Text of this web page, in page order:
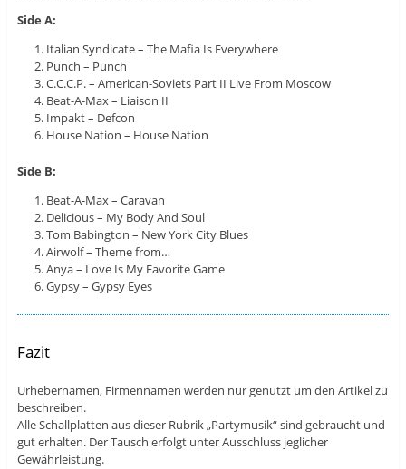
Side A:
Italian Syndicate – The Mafia Is Everywhere
Punch – Punch
C.C.C.P. – American-Soviets Part II Live From Moscow
Beat-A-Max – Liaison II
Impakt – Defcon
House Nation – House Nation
Side B:
Beat-A-Max – Caravan
Delicious – My Body And Soul
Tom Babington – New York City Blues
Airwolf – Theme from…
Anya – Love Is My Favorite Game
Gypsy – Gypsy Eyes
Fazit
Urhebernamen, Firmennamen werden nur genutzt um den Artikel zu
beschreiben.
Alle Schallplatten aus dieser Rubrik „Partymusik“ sind gebraucht und
gut erhalten. Der Tausch erfolgt unter Ausschluss jeglicher
Gewährleistung.